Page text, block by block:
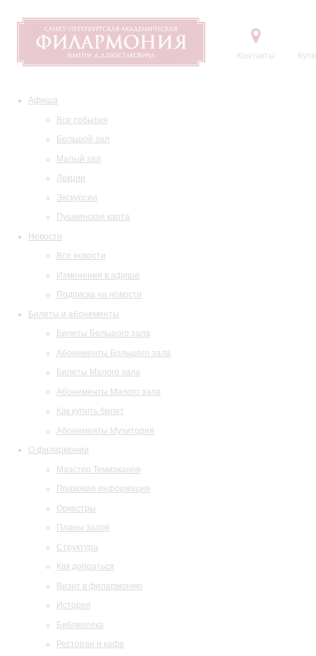
Контакты
Афиша
Все события
Большой зал
Малый зал
Лекции
Экскурсии
Пушкинская карта
Новости
Все новости
Изменения в афише
Подписка на новости
Билеты и абонементы
Билеты Большого зала
Абонементы Большого зала
Билеты Малого зала
Абонементы Малого зала
Как купить билет
Абонементы Музитория
О филармонии
Маэстро Темирканов
Правовая информация
Оркестры
Планы залов
Структура
Как добраться
Визит в филармонию
История
Библиотека
Ресторан и кафе